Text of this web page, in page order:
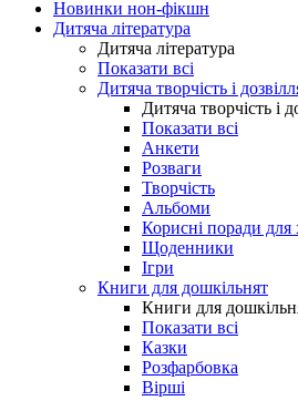
Новинки нон-фікшн
Дитяча література
Дитяча література
Показати всі
Дитяча творчість і
Дитяча творчість і
Показати всі
Анкети
Розваги
Творчість
Альбоми
Корисні поради для
Щоденники
Ігри
Книги для дошкільнят
Книги для
Показати всі
Казки
Розфарбовка
Вірші